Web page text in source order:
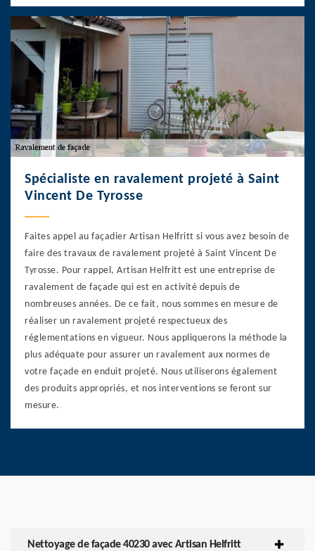
Spécialiste en ravalement projeté à Saint
Vincent De Tyrosse
Faites appel au façadier Artisan Helfritt si vous avez besoin de
faire des travaux de ravalement projeté à Saint Vincent De
Tyrosse. Pour rappel, Artisan Helfritt est une entreprise de
ravalement de façade qui est en activité depuis de
nombreuses années. De ce fait, nous sommes en mesure de
réaliser un ravalement projeté respectueux des
réglementations en vigueur. Nous appliquerons la méthode la
plus adéquate pour assurer un ravalement aux normes de
votre façade en enduit projeté. Nous utiliserons également
des produits appropriés, et nos interventions se feront sur
mesure.
Nettoyage de façade 40230 avec Artisan Helfritt